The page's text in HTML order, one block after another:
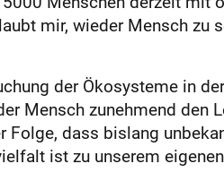
mir, wieder Mensch zu
der Ökosys­teme in
Mensch zunehmend den
dass bislang
ist zu unserem